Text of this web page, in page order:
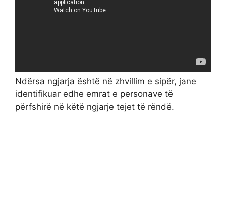
Ndërsa ngjarja është në zhvillim e sipër, jane
identifikuar edhe emrat e personave të
përfshirë në këtë ngjarje tejet të rëndë.